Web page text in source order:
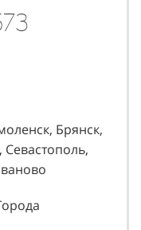
Брянск,
Севастополь,